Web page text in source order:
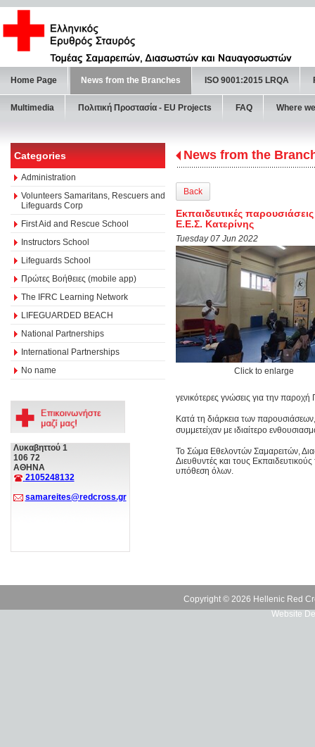
Home Page News from the Branches ISO 9001:2015 LRQA
Multimedia Πολιτική Προστασία - ΕU Projects FAQ Where
Categories
Administration
Volunteers Samaritans, Rescuers and
Lifeguards Corp
First Aid and Rescue School
Instructors School
Lifeguards School
Πρώτες Βοήθειες (mobile app)
The IFRC Learning Network
LIFEGUARDED BEACH
National Partnerships
International Partnerships
No name
Λυκαβηττού 1
106 72
ΑΘΗΝΑ
2105248132
samareites@redcross.gr
News from the
Back
Εκπαιδευτικές
Ε.Ε.Σ. Κατερίνης
Tuesday 07 Jun 2022
Click to enlarge
γενικότερες γνώσεις για την
Κατά τη διάρκεια των
συμμετείχαν με ιδιαίτερο
Το Σώμα Εθελοντών Σαμαρειτών,
Διευθυντές και τους
υπόθεση όλων.
Copyright © 2026 Hellenic Red
Website